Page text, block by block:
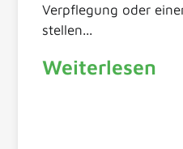
Verpflegung oder
stellen...
Weiterlesen